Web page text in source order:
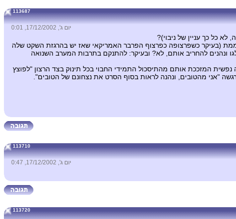
113687
יום ג', 17/12/2002, 0:01
כל כך עניין של ניבוי)?
(בעיקר כשפרצופה כפרצוף הפרבר האמריקאי שאז יש בהרגזת השקט שלה
ונהנים להחריב אותם, לא? ובעיקר: להתנקם בתרבות המערב השנואה
המזככת אותם מהתיסכול התמידי החבוי בכל תינוק בצד הרצון "לפוצץ
"אני מהטובים, ונהנה לראות בסוף הסרט את נצחונם של הטובים".
113710
יום ג', 17/12/2002, 0:47
113720